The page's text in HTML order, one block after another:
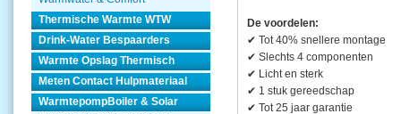
Thermische Warmte WTW
Drink-Water Bespaarders
Warmte Opslag Thermisch
Meten Contact Hulpmateriaal
WarmtepompBoiler & Solar
De voordelen:
✔ Tot 40% snellere montage
✔ Slechts 4 componenten
✔ Licht en sterk
✔ 1 stuk gereedschap
✔ Tot 25 jaar garantie